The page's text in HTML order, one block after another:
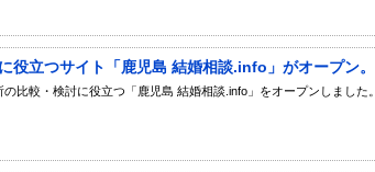
役立つサイト「鹿児島 結婚相談.info」がオープン。
比較・検討に役立つ「鹿児島 結婚相談.info」をオープンしました。